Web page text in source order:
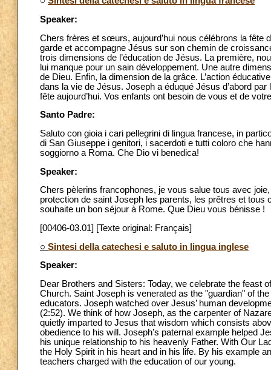
Speaker:
Chers frères et sœurs, aujourd’hui nous célébrons la fête
garde et accompagne Jésus sur son chemin de
trois dimensions de l’éducation de Jésus. La première,
lui manque pour un sain développement. Une autre
de Dieu. Enfin, la dimension de la grâce. L’action
dans la vie de Jésus. Joseph a éduqué Jésus d’abord
fête aujourd’hui. Vos enfants ont besoin de vous et de
Santo Padre:
Saluto con gioia i cari pellegrini di lingua francese, in
di San Giuseppe i genitori, i sacerdoti e tutti coloro che
soggiorno a Roma. Che Dio vi benedica!
Speaker:
Chers pèlerins francophones, je vous salue tous avec
protection de saint Joseph les parents, les prêtres et tous
souhaite un bon séjour à Rome. Que Dieu vous bénisse !
[00406-03.01] [Texte original: Français]
○ Sintesi della catechesi e saluto in lingua inglese
Speaker:
Dear Brothers and Sisters: Today, we celebrate the feast
Church. Saint Joseph is venerated as the "guardian" of
educators. Joseph watched over Jesus’ human
(2:52). We think of how Joseph, as the carpenter of
quietly imparted to Jesus that wisdom which consists
obedience to his will. Joseph’s paternal example helped
his unique relationship to his heavenly Father. With Our
the Holy Spirit in his heart and in his life. By his example
teachers charged with the education of our young.